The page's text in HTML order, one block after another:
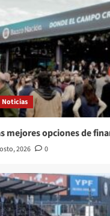
Noticias
mejores opciones de
2026 0